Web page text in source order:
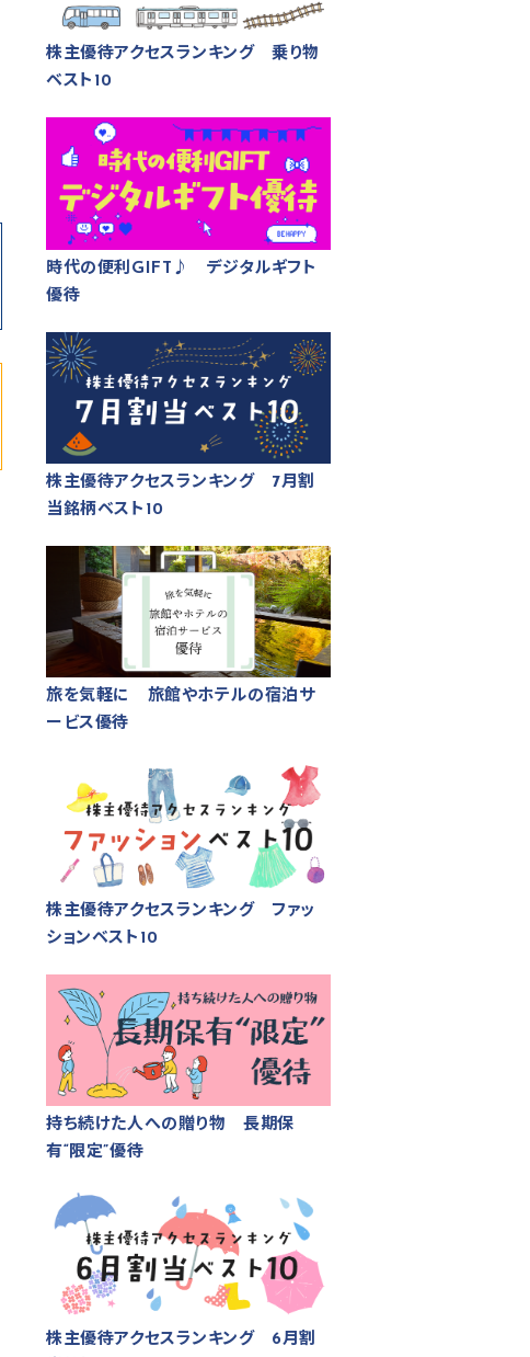
株主優待アクセスランキング 乗り物
ベスト10
時代の便利GIFT♪ デジタルギフト
優待
株主優待アクセスランキング 7月割
当銘柄ベスト10
旅を気軽に 旅館やホテルの宿泊サ
ービス優待
株主優待アクセスランキング ファッ
ションベスト10
持ち続けた人への贈り物 長期保
有“限定”優待
株主優待アクセスランキング 6月割